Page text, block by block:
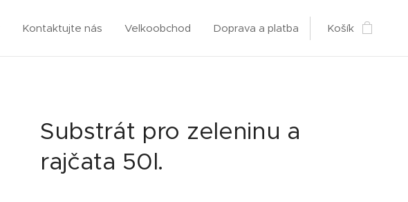
Kontaktujte nás Velkoobchod Doprava a platba Košík
Substrát pro zeleninu a
rajčata 50l.